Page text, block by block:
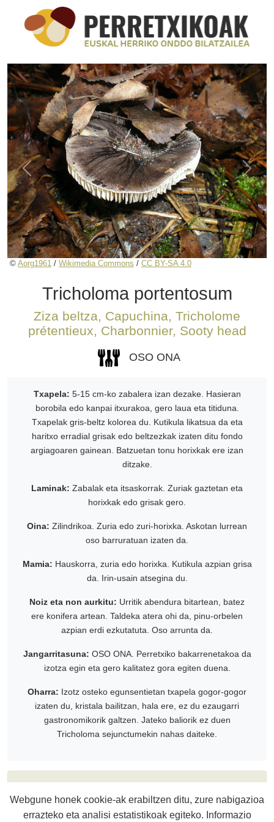
© Aorg1961 / Wikimedia Commons / CC BY-SA 4.0
Previous Next
Tricholoma portentosum
Ziza beltza, Capuchina, Tricholome
prétentieux, Charbonnier, Sooty head
OSO ONA
Txapela: 5-15 cm-ko zabalera izan dezake. Hasieran
borobila edo kanpai itxurakoa, gero laua eta titiduna.
Txapelak gris-beltz kolorea du. Kutikula likatsua da eta
haritxo erradial grisak edo beltzezkak izaten ditu fondo
argiagoaren gainean. Batzuetan tonu horixkak ere izan
ditzake.
Laminak: Zabalak eta itsaskorrak. Zuriak gaztetan eta
horixkak edo grisak gero.
Oina: Zilindrikoa. Zuria edo zuri-horixka. Askotan lurrean
oso barruratuan izaten da.
Mamia: Hauskorra, zuria edo horixka. Kutikula azpian grisa
da. Irin-usain atsegina du.
Noiz eta non aurkitu: Urritik abendura bitartean, batez
ere konifera artean. Taldeka atera ohi da, pinu-orbelen
azpian erdi ezkutatuta. Oso arrunta da.
Jangarritasuna: OSO ONA. Perretxiko bakarrenetakoa da
izotza egin eta gero kalitatez gora egiten duena.
Oharra: Izotz osteko egunsentietan txapela gogor-gogor
izaten du, kristala bailitzan, hala ere, ez du ezaugarri
gastronomikorik galtzen. Jateko baliorik ez duen
Tricholoma sejunctumekin nahas daiteke.
perretxikozale aditu batekin.
Webgune honek cookie-ak erabiltzen ditu, zure nabigazioa
errazteko eta analisi estatistikoak egiteko. Informazio